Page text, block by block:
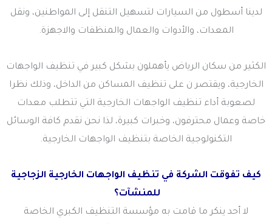
لدينا أسطول من السيارات لتسهيل التنقل إلى المواطنين، ونقل
المعدات، والأدوات والعمال والمنظفات والاجهزة.
الكثير من سكان الرياض يأهملون بشكل كبير في تنظيف الواجهات
الخارجية، ويقتصر ن على تنظيف المساكن من الداخل، وذلك نظرا
لصعوبة أداء تنظيف الواجهات الخارجية التي تتطلب معدات
خاصة وعمال محترفون، وخبرات كبيرة، لذا نحن نقدم كافة الوسائل
التكنولوجية الخاصة بتنظيف الواجهات الخارجية.
كيف تفوقت الشركة في تنظيف الواجهات الخارجية الزجاجية
للمنشآت؟
لا أحد ينكر ما قامت به مؤسسة التنظيف الكبري الخاصة